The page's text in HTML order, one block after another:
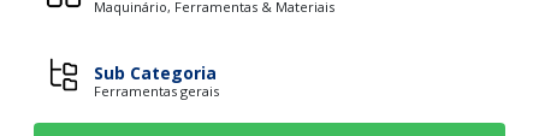
Maquinário, Ferramentas & Materiais
Sub Categoria
Ferramentas gerais